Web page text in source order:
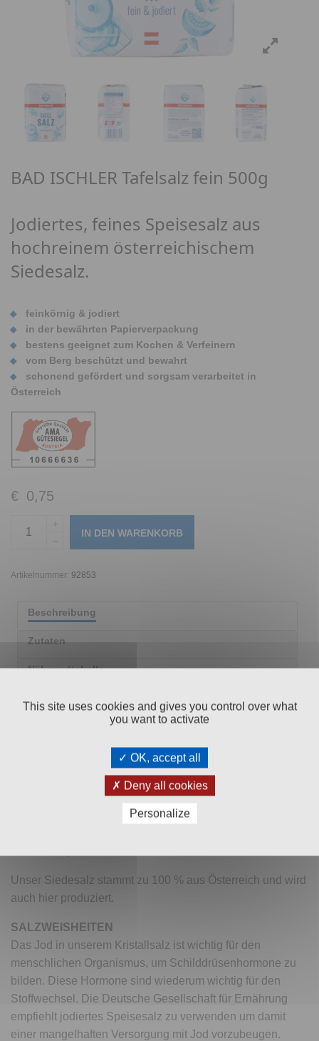
BAD ISCHLER Tafelsalz fein 500g
Jodiertes, feines Speisesalz aus
hochreinem österreichischem
Siedesalz.
feinkörnig & jodiert
in der bewährten Papierverpackung
bestens geeignet zum Kochen & Verfeinern
vom Berg beschützt und bewahrt
schonend gefördert und sorgsam verarbeitet in
Österreich
€ 0,75
IN DEN WARENKORB
Artikelnummer: 92853
Beschreibung
Zutaten
Nährwerttabelle
Versand & Zahlung
feinkörniges und jodiertes BAD ISCHLER
ist das ideale Salz für jede Küche. Es eignet sich
Unser Siedesalz stammt zu 100 % aus Österreich und wird
auch hier produziert.
SALZWEISHEITEN
Das Jod in unserem Kristallsalz ist wichtig für den
menschlichen Organismus, um Schilddrüsenhormone zu
bilden. Diese Hormone sind wiederum wichtig für den
Stoffwechsel. Die Deutsche Gesellschaft für Ernährung
empfiehlt jodiertes Speisesalz zu verwenden um damit
einer mangelhaften Versorgung mit Jod vorzubeugen.
This site uses cookies and gives you control over what
you want to activate
OK, accept all
Deny all cookies
Personalize